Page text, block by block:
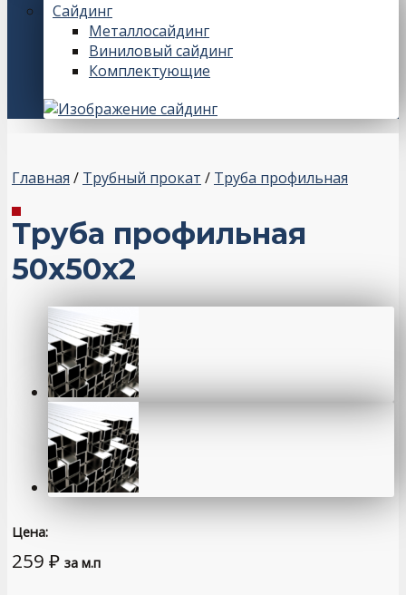
Сайдинг
Металлосайдинг
Виниловый сайдинг
Комплектующие
Главная / Трубный прокат / Труба профильная
Труба профильная
50х50х2
Цена:
259 ₽ за м.п